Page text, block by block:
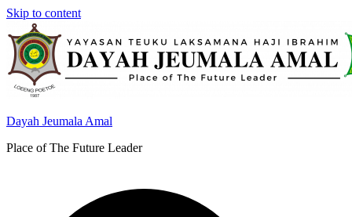
Skip to content
Dayah Jeumala Amal
Place of The Future Leader